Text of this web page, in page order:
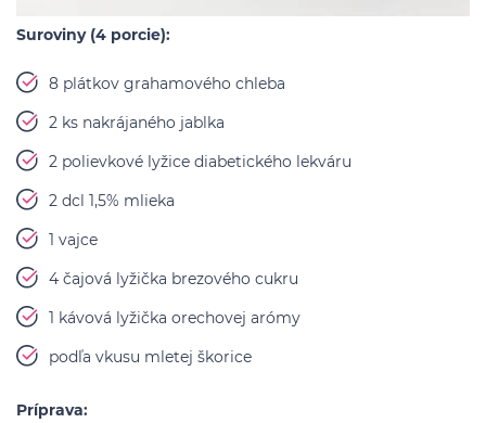
Suroviny (4 porcie):
8 plátkov grahamového chleba
2 ks nakrájaného jablka
2 polievkové lyžice diabetického lekváru
2 dcl 1,5% mlieka
1 vajce
4 čajová lyžička brezového cukru
1 kávová lyžička orechovej arómy
podľa vkusu mletej škorice
Príprava: